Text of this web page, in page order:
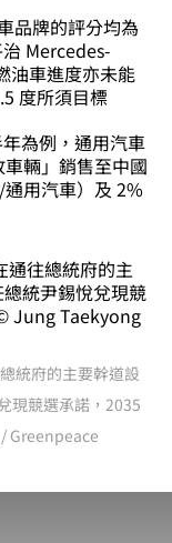
品牌的評分均為
Mercedes-
油車進度亦未能
度所須目標
為例，通用汽車
輛」銷售至中國
用汽車）及 2%
統府的主要幹道設
現競選承諾，2035
Greenpeace